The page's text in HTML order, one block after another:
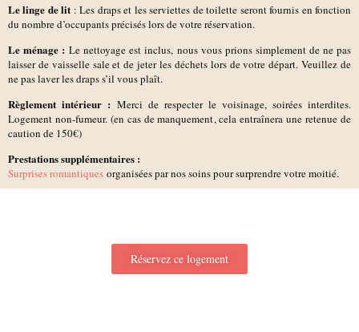
Le linge de lit : Les draps et les serviettes de toilette seront fournis en fonction
du nombre d’occupants précisés lors de votre réservation.
Le ménage : Le nettoyage est inclus, nous vous prions simplement de ne pas
laisser de vaisselle sale et de jeter les déchets lors de votre départ. Veuillez de
ne pas laver les draps s’il vous plaît.
Règlement intérieur : Merci de respecter le voisinage, soirées interdites.
Logement non-fumeur. (en cas de manquement, cela entraînera une retenue de
caution de 150€)
Prestations supplémentaires :
Surprises romantiques organisées par nos soins pour surprendre votre moitié.
Réservez ce logement